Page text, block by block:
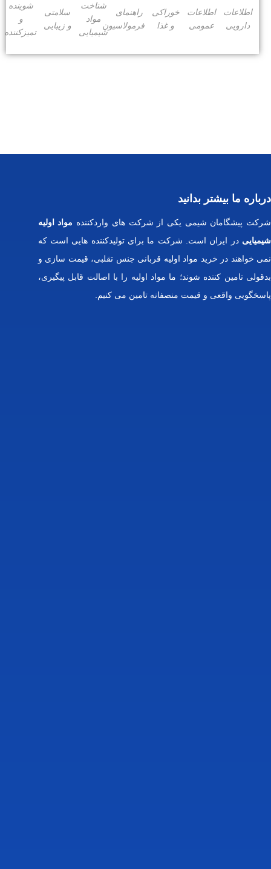
اطلاعات
دارویی
اطلاعات
عمومی
خوراکی
و غذا
راهنمای
فرمولاسیون
شناخت
مواد
شیمیایی
سلامتی
و زیبایی
شوینده
و
تمیزکننده
درباره ما بیشتر بدانید
شرکت پیشگامان شیمی یکی از شرکت های واردکننده مواد اولیه
شیمیایی در ایران است. شرکت ما برای تولیدکننده هایی است که
نمی خواهند در خرید مواد اولیه قربانی جنس تقلبی، قیمت سازی و
بدقولی تامین کننده شوند؛ ما مواد اولیه را با اصالت قابل پیگیری،
پاسخگویی واقعی و قیمت منصفانه تامین می کنیم.